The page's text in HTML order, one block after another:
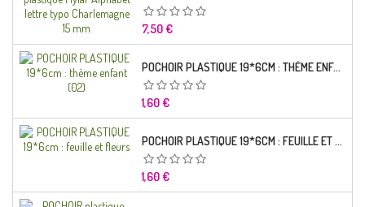
Prix
7,50 €
POCHOIR PLASTIQUE 19*6CM : THÈME ENFANT (02)
Prix
1,60 €
POCHOIR PLASTIQUE 19*6CM : FEUILLE ET FLEURS
Prix
1,60 €